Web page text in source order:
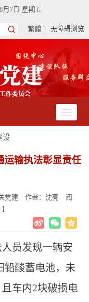
月7日 星期五
繁體 无障碍浏览
设
运输执法彰显责任
党建 作者：沈亮
阅
】
员发现一辆安
铅酸蓄电池，未
车内2块破损电